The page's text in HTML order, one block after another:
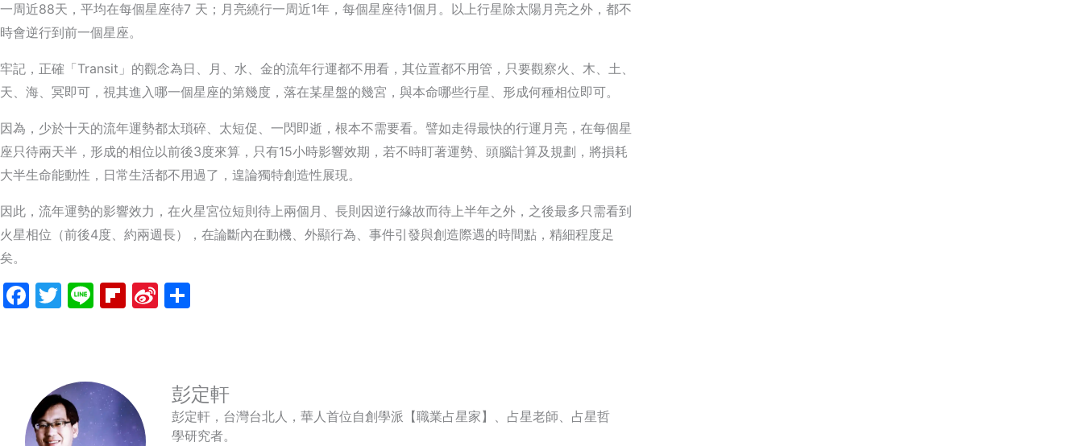
一周近88天，平均在每個星座待7 天；月亮繞行一周近1年，每個星座待1個月。以上行星除太陽月亮之外，都不
時會逆行到前一個星座。
牢記，正確「Transit」的觀念為日、月、水、金的流年行運都不用看，其位置都不用管，只要觀察火、木、土、
天、海、冥即可，視其進入哪一個星座的第幾度，落在某星盤的幾宮，與本命哪些行星、形成何種相位即可。
因為，少於十天的流年運勢都太瑣碎、太短促、一閃即逝，根本不需要看。譬如走得最快的行運月亮，在每個星
座只待兩天半，形成的相位以前後3度來算，只有15小時影響效期，若不時盯著運勢、頭腦計算及規劃，將損耗
大半生命能動性，日常生活都不用過了，遑論獨特創造性展現。
因此，流年運勢的影響效力，在火星宮位短則待上兩個月、長則因逆行緣故而待上半年之外，之後最多只需看到
火星相位（前後4度、約兩週長），在論斷內在動機、外顯行為、事件引發與創造際遇的時間點，精細程度足
矣。
Facebook
Twitter
LineFlipboard
Sina
彭定軒
彭定軒，台灣台北人，華人首位自創學派【職業占星家】、占星老師、占星哲
學研究者。